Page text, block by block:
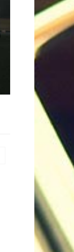
VÍDEOS
SE TEM
FEIRÃO DE
FEIRÃO DE
ALTA –